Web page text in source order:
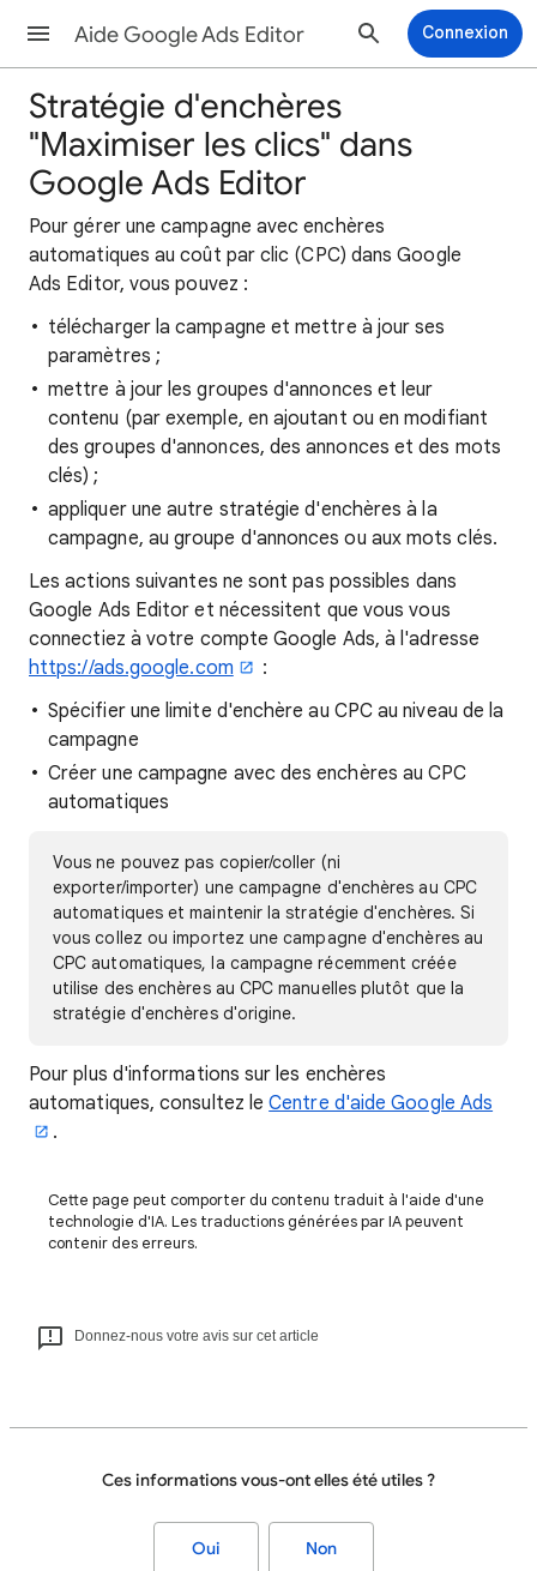
Aide Google Ads Editor Connexion
Stratégie d'enchères
"Maximiser les clics" dans
Google Ads Editor
Pour gérer une campagne avec enchères
automatiques au coût par clic (CPC) dans Google
Ads Editor, vous pouvez :
télécharger la campagne et mettre à jour ses
paramètres ;
mettre à jour les groupes d'annonces et leur
contenu (par exemple, en ajoutant ou en modifiant
des groupes d'annonces, des annonces et des mots
clés) ;
appliquer une autre stratégie d'enchères à la
campagne, au groupe d'annonces ou aux mots clés.
Les actions suivantes ne sont pas possibles dans
Google Ads Editor et nécessitent que vous vous
connectiez à votre compte Google Ads, à l'adresse
https://ads.google.com
:
Spécifier une limite d'enchère au CPC au niveau de la
campagne
Créer une campagne avec des enchères au CPC
automatiques
Vous ne pouvez pas copier/coller (ni
exporter/importer) une campagne d'enchères au CPC
automatiques et maintenir la stratégie d'enchères. Si
vous collez ou importez une campagne d'enchères au
CPC automatiques, la campagne récemment créée
utilise des enchères au CPC manuelles plutôt que la
stratégie d'enchères d'origine.
Pour plus d'informations sur les enchères
automatiques, consultez leCentre d'aide Google Ads
.
Cette page peut comporter du contenu traduit à l'aide d'une
technologie d'IA. Les traductions générées par IA peuvent
contenir des erreurs.
Donnez-nous votre avis sur cet article
Ces informations vous-ont elles été utiles ?
Oui Non